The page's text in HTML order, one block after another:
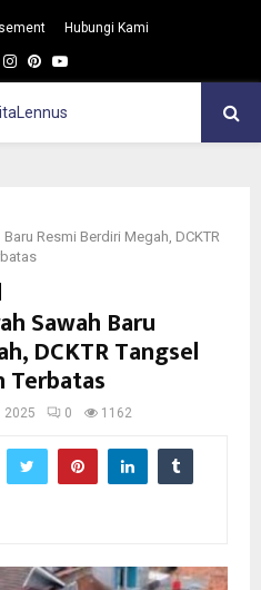
Hubungi Kami
Instagram
Pinterest
Youtube
Resmi Berdiri Megah, DCKTR
Sawah Baru
DCKTR Tangsel
Terbatas
2025 0 1162